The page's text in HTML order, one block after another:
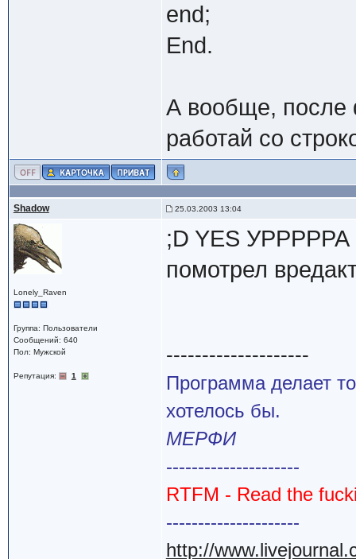
end;
End.
А вообще, после
работай со
Shadow 25.03.2003 13:04
Lonely_Raven
Группа: Пользователи
Сообщений: 640
Пол: Мужской
Репутация: 1
;D YES УРРРРРА
помотрел
--------------------
Программа делает
хотелось бы.
МЕРФИ
---------------------
RTFM - Read the
---------------------
http://